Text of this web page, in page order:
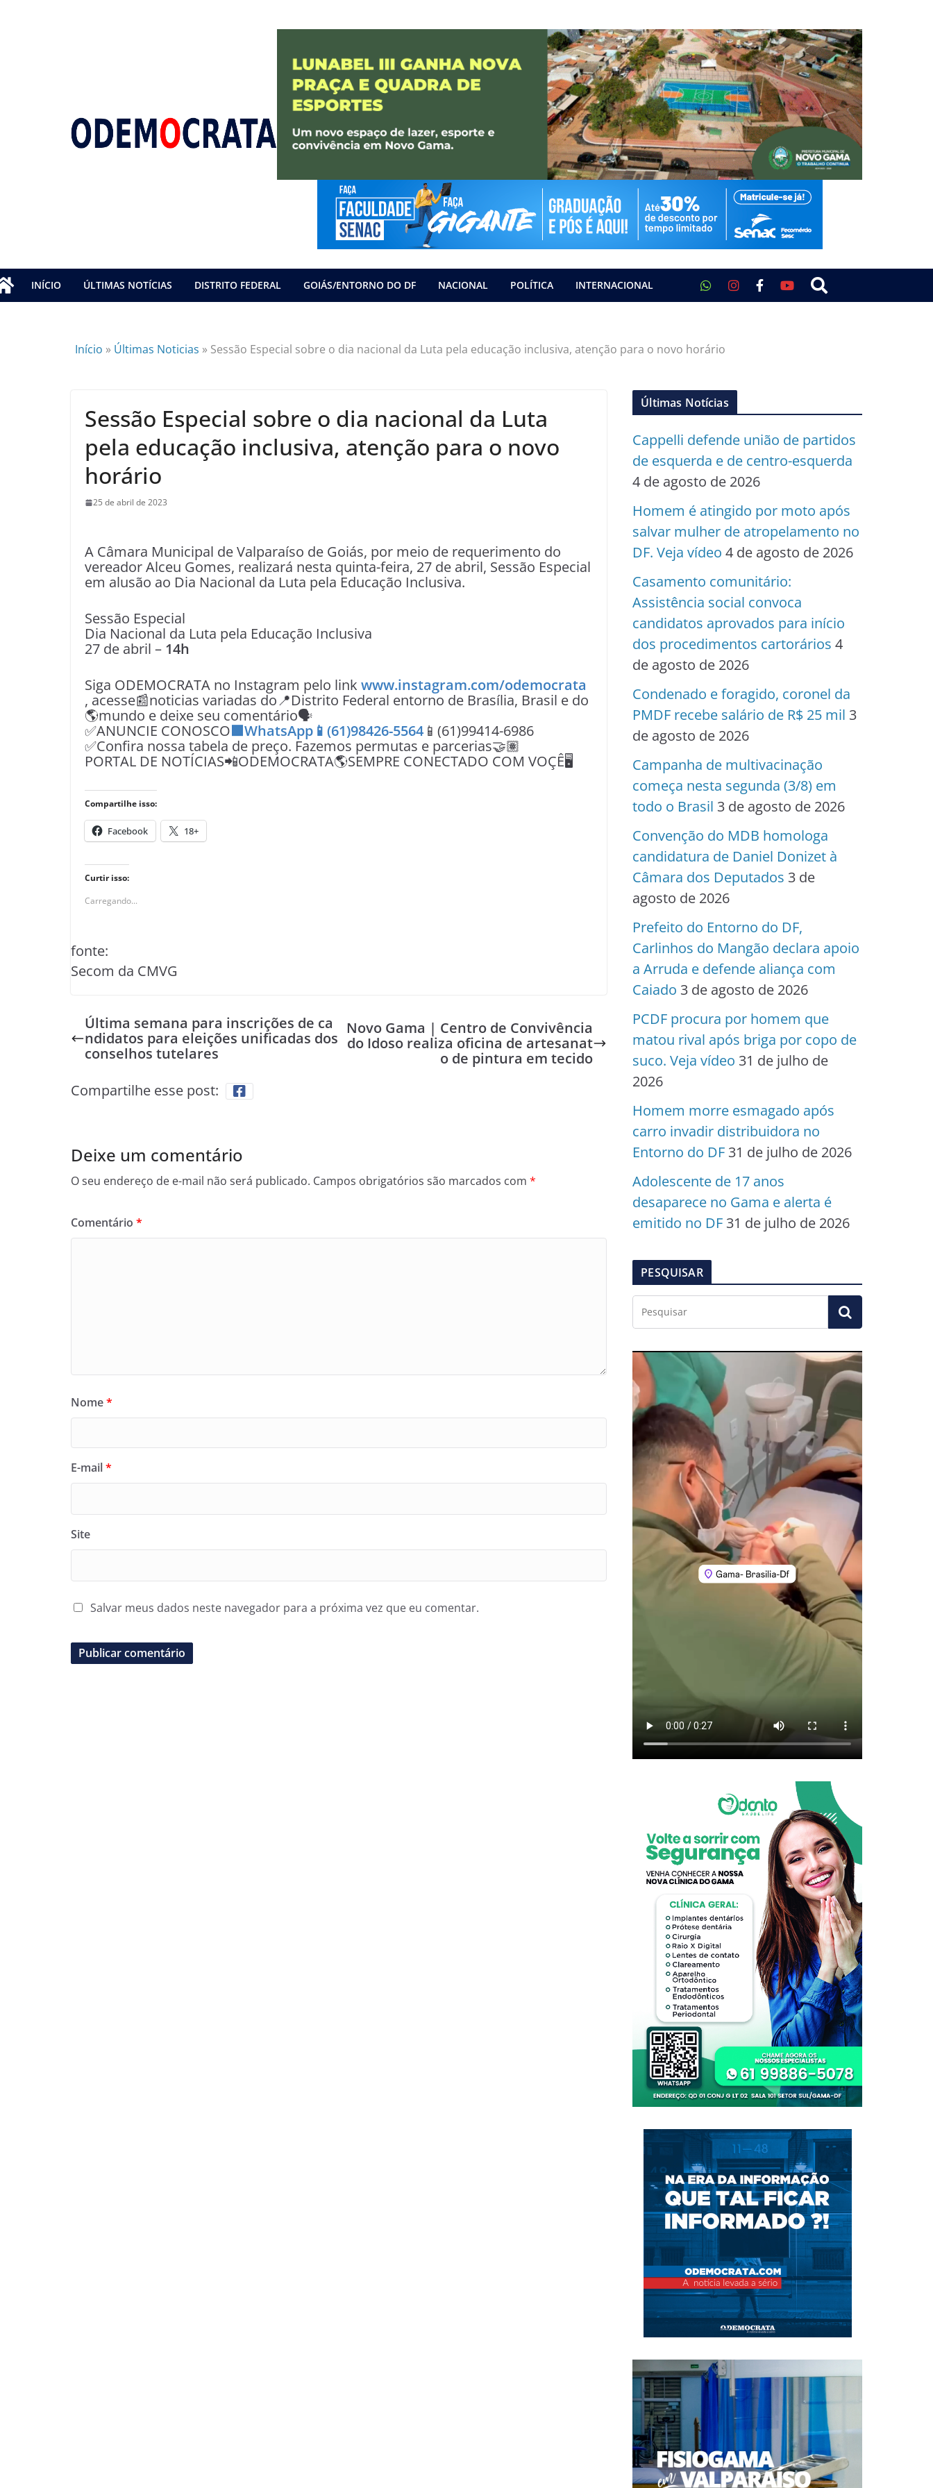
INÍCIO ÚLTIMAS NOTÍCIAS DISTRITO FEDERAL GOIÁS/ENTORNO DO DF NACIONAL POLÍTICA INTERNACIONAL
Início » Últimas Noticias » Sessão Especial sobre o dia nacional da Luta pela educação inclusiva, atenção para o novo horário
Sessão Especial sobre o dia nacional da Luta
pela educação inclusiva, atenção para o novo
horário
25 de abril de 2023
A Câmara Municipal de Valparaíso de Goiás, por meio de requerimento do
vereador Alceu Gomes, realizará nesta quinta-feira, 27 de abril, Sessão Especial
em alusão ao Dia Nacional da Luta pela Educação Inclusiva.
Sessão Especial
Dia Nacional da Luta pela Educação Inclusiva
27 de abril – 14h
Siga ODEMOCRATA no Instagram pelo link www.instagram.com/odemocrata
, acesse📰noticias variadas do📍Distrito Federal entorno de Brasília, Brasil e do
🌎mundo e deixe seu comentário🗣
✅ANUNCIE CONOSCO🟩WhatsApp📱(61)98426-5564 📱(61)99414-6986
✅Confira nossa tabela de preço. Fazemos permutas e parcerias🤝🏽
PORTAL DE NOTÍCIAS📲ODEMOCRATA🌎SEMPRE CONECTADO COM VOÇÊ🖥️
Compartilhe isso:
Facebook 18+
Curtir isso:
Carregando...
fonte:
Secom da CMVG
Última semana para inscrições de ca
ndidatos para eleições unificadas dos
conselhos tutelares
Novo Gama | Centro de Convivência
do Idoso realiza oficina de artesanat
o de pintura em tecido
Compartilhe esse post:
Deixe um comentário
O seu endereço de e-mail não será publicado. Campos obrigatórios são marcados com *
Comentário *
Nome*
E-mail*
Site
Salvar meus dados neste navegador para a próxima vez que eu comentar.
Últimas Notícias
Cappelli defende união de partidos
de esquerda e de centro-esquerda
4 de agosto de 2026
Homem é atingido por moto após
salvar mulher de atropelamento no
DF. Veja vídeo 4 de agosto de 2026
Casamento comunitário:
Assistência social convoca
candidatos aprovados para início
dos procedimentos cartorários 4
de agosto de 2026
Condenado e foragido, coronel da
PMDF recebe salário de R$ 25 mil 3
de agosto de 2026
Campanha de multivacinação
começa nesta segunda (3/8) em
todo o Brasil 3 de agosto de 2026
Convenção do MDB homologa
candidatura de Daniel Donizet à
Câmara dos Deputados 3 de
agosto de 2026
Prefeito do Entorno do DF,
Carlinhos do Mangão declara apoio
a Arruda e defende aliança com
Caiado 3 de agosto de 2026
PCDF procura por homem que
matou rival após briga por copo de
suco. Veja vídeo 31 de julho de
2026
Homem morre esmagado após
carro invadir distribuidora no
Entorno do DF 31 de julho de 2026
Adolescente de 17 anos
desaparece no Gama e alerta é
emitido no DF 31 de julho de 2026
PESQUISAR